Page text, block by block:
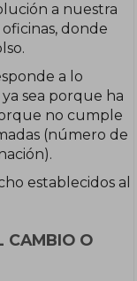
a nuestra
donde
a lo
sea porque ha
no cumple
(número de
establecidos al
CAMBIO O